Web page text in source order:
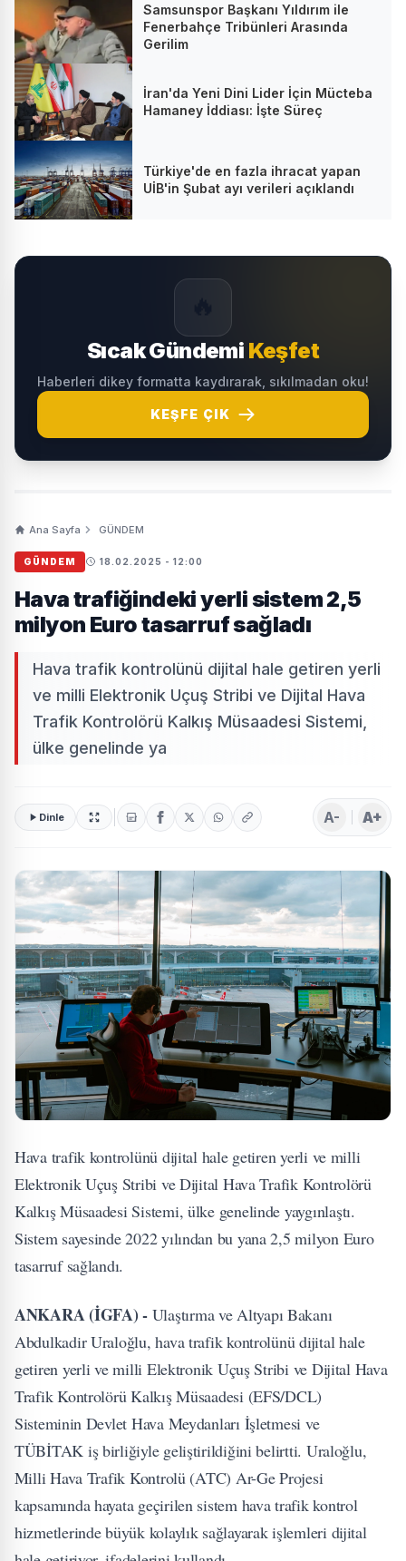
Samsunspor Başkanı Yıldırım ile
Fenerbahçe Tribünleri Arasında
Gerilim
İran'da Yeni Dini Lider İçin Mücteba
Hamaney İddiası: İşte Süreç
Türkiye'de en fazla ihracat yapan
UİB'in Şubat ayı verileri açıklandı
Sıcak Gündemi Keşfet
Haberleri dikey formatta kaydırarak, sıkılmadan oku!
KEŞFE ÇIK
Ana Sayfa GÜNDEM
GÜNDEM 18.02.2025 - 12:00
Hava trafiğindeki yerli sistem 2,5
milyon Euro tasarruf sağladı
Hava trafik kontrolünü dijital hale getiren yerli
ve milli Elektronik Uçuş Stribi ve Dijital Hava
Trafik Kontrolörü Kalkış Müsaadesi Sistemi,
ülke genelinde ya
Dinle A- A+
Hava trafik kontrolünü dijital hale getiren yerli ve milli
Elektronik Uçuş Stribi ve Dijital Hava Trafik Kontrolörü
Kalkış Müsaadesi Sistemi, ülke genelinde yaygınlaştı.
Sistem sayesinde 2022 yılından bu yana 2,5 milyon Euro
tasarruf sağlandı.
ANKARA (İGFA) - Ulaştırma ve Altyapı Bakanı
Abdulkadir Uraloğlu, hava trafik kontrolünü dijital hale
getiren yerli ve milli Elektronik Uçuş Stribi ve Dijital Hava
Trafik Kontrolörü Kalkış Müsaadesi (EFS/DCL)
Sisteminin Devlet Hava Meydanları İşletmesi ve
TÜBİTAK iş birliğiyle geliştirildiğini belirtti. Uraloğlu,
Milli Hava Trafik Kontrolü (ATC) Ar-Ge Projesi
kapsamında hayata geçirilen sistem hava trafik kontrol
hizmetlerinde büyük kolaylık sağlayarak işlemleri dijital